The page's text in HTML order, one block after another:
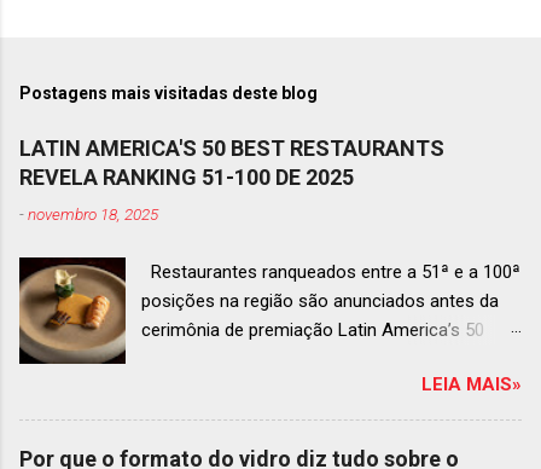
Postagens mais visitadas deste blog
LATIN AMERICA'S 50 BEST RESTAURANTS
REVELA RANKING 51-100 DE 2025
-novembro 18, 2025
Restaurantes ranqueados entre a 51ª e a 100ª
posições na região são anunciados antes da
cerimônia de premiação Latin America’s 50
de dezembro em Antígua, Guatemala
Prato do Origem, o brasileiro mais
bem ranqueado na lista estendida O Latin
LEIA MAIS»
Por que o formato do vidro diz tudo sobre o